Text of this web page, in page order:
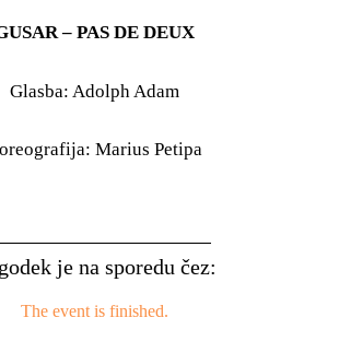
– PAS DE DEUX
Glasba: Adolph Adam
Marius Petipa
je na sporedu čez:
The event is finished.